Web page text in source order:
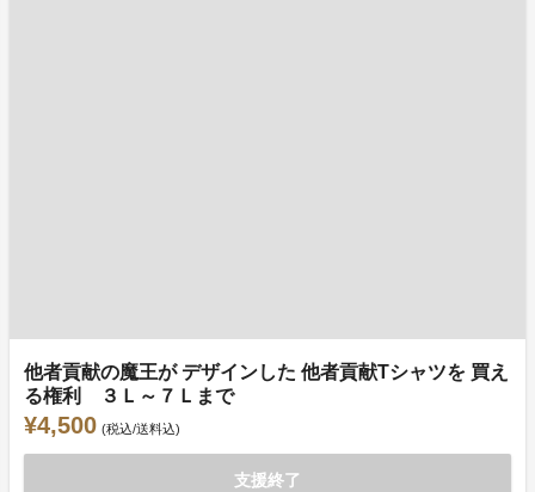
他者貢献の魔王が デザインした 他者貢献Tシャツを 買え
る権利 ３Ｌ～７Ｌまで
¥4,500 (税込/送料込)
支援終了